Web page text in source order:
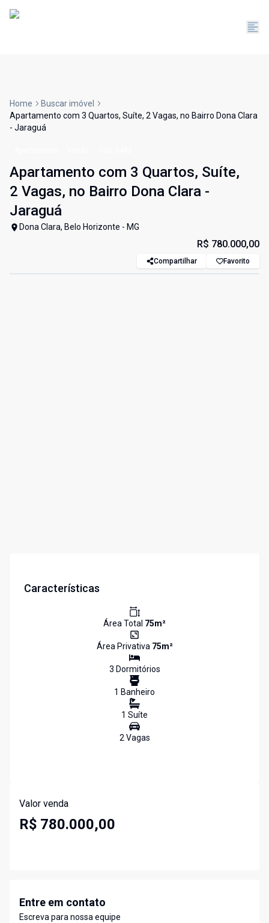
Home
Buscar imóvel
Apartamento com 3 Quartos, Suíte, 2 Vagas, no Bairro Dona Clara
- Jaraguá
Apartamento com 3 Quartos, Suíte,
2 Vagas, no Bairro Dona Clara -
Jaraguá
Dona Clara, Belo Horizonte - MG
R$ 780.000,00
Compartilhar Favorito
Características
Área Total 75m²
Área Privativa 75m²
3 Dormitórios
1 Banheiro
1 Suíte
2Vagas
Valor venda
R$ 780.000,00
Entre em contato
Escreva para nossa equipe